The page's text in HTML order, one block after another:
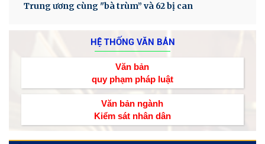
Trung ương cùng "bà trùm” và 62 bị can
HỆ THỐNG VĂN BẢN
Văn bản
quy phạm pháp luật
Văn bản ngành
Kiểm sát nhân dân